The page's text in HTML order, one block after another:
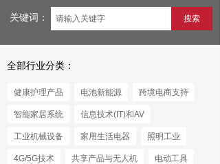
搜索
关键词：
全部行业分类：
健康护理产品 电池新能源 跨境电商支持
智能家居系统 信息技术(IT)和AV
工业机械设备 家用生活电器 照明工业
4G/5G技术 共享产品与无人机 电动工具